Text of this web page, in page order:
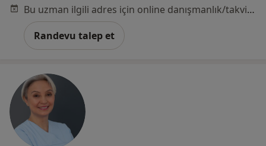
Bu uzman ilgili adres için online danışmanlık/takvim sunmuyor.
Randevu talep et